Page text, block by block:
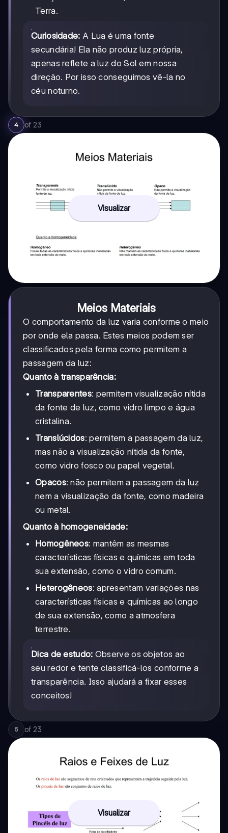
Terra.
Curiosidade: A Lua é uma fonte
secundária! Ela não produz luz própria,
apenas reflete a luz do Sol em nossa
direção. Por isso conseguimos vê-la no
céu noturno.
4 of 23
Visualizar
Meios Materiais
O comportamento da luz varia conforme o meio
por onde ela passa. Estes meios podem ser
classificados pela forma como permitem a
passagem da luz:
Quanto à transparência:
Transparentes: permitem visualização nítida
da fonte de luz, como vidro limpo e água
cristalina.
Translúcidos: permitem a passagem da luz,
mas não a visualização nítida da fonte,
como vidro fosco ou papel vegetal.
Opacos: não permitem a passagem da luz
nem a visualização da fonte, como madeira
ou metal.
Quanto à homogeneidade:
Homogêneos: mantêm as mesmas
características físicas e químicas em toda
sua extensão, como o vidro comum.
Heterogêneos: apresentam variações nas
características físicas e químicas ao longo
de sua extensão, como a atmosfera
terrestre.
Dica de estudo: Observe os objetos ao
seu redor e tente classificá-los conforme a
transparência. Isso ajudará a fixar esses
conceitos!
5 of 23
Visualizar